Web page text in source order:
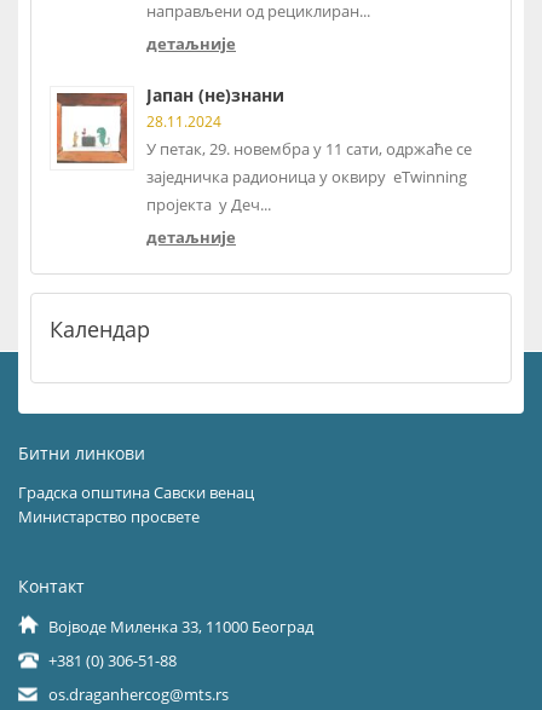
направљени од рециклиран...
детаљније
Јапан (не)знани
28.11.2024
У петак, 29. новембра у 11 сати, одржаће се
заједничка радионица у оквиру eTwinning
пројекта у Деч...
детаљније
Календар
Битни линкови
Градска општина Савски венац
Министарство просвете
Контакт
Војводе Миленка 33, 11000 Београд
+381 (0) 306-51-88
os.draganhercog@mts.rs